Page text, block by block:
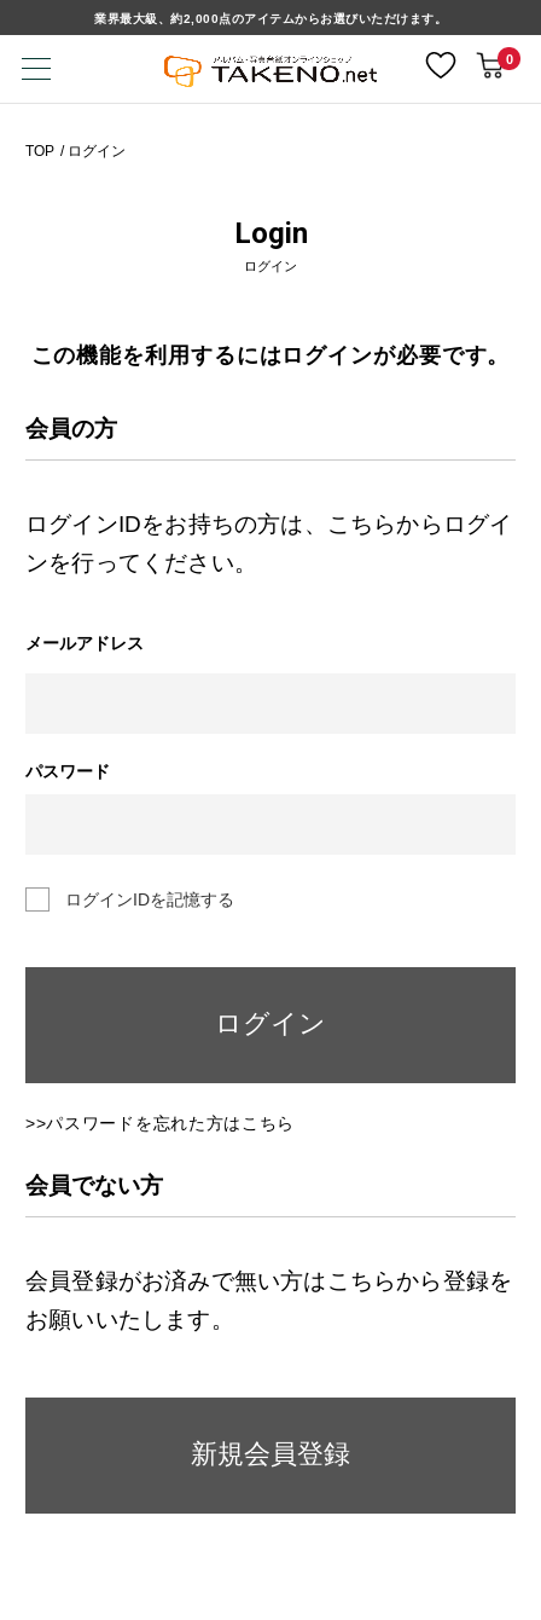
業界最大級、約2,000点のアイテムからお選びいただけます。
0
TOP ログイン
Login
ログイン
この機能を利用するにはログインが必要です。
会員の方
ログインIDをお持ちの方は、こちらからログイ
ンを行ってください。
メールアドレス
パスワード
ログインIDを記憶する
ログイン
>>パスワードを忘れた方はこちら
会員でない方
会員登録がお済みで無い方はこちらから登録を
お願いいたします。
新規会員登録